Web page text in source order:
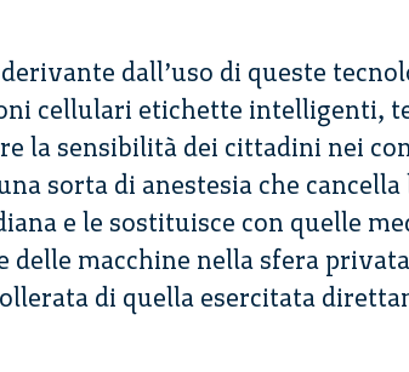
dall’uso di queste
cellulari etichette intelligenti,
la sensibilità dei cittadini nei
sorta di anestesia che
e le sostituisce con quelle
macchine nella sfera
di quella esercitata